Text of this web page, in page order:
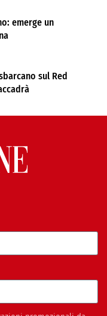
emerge un
sul Red